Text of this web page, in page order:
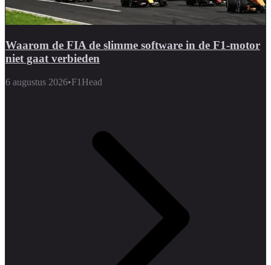
Waarom de FIA de slimme software in de F1-motor
niet gaat verbieden
6 augustus 2026•F1Head